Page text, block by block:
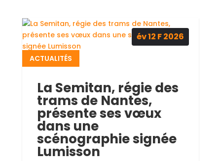
La Semitan, régie des
trams de Nantes,
présente ses vœux
dans une
scénographie signée
Lumisson
ACTUALITÉS
év 12 F2026